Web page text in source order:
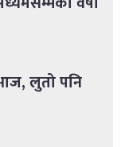
आज, लुतो पनि